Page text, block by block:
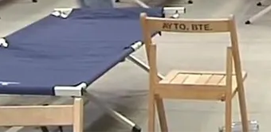
aéreosse han incorporado este martes
de Porto (Zamora), queafecta
y
que mantienedesalojadas diez
de Sanabria, según se ha informado
Integrado (Cecopi) de Zamora.